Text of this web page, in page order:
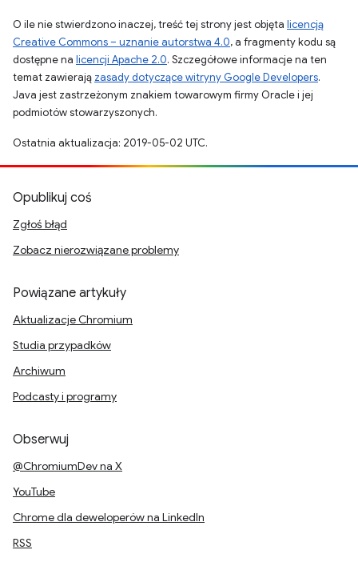
O ile nie stwierdzono inaczej, treść tej strony jest objęta licencją
Creative Commons – uznanie autorstwa 4.0, a fragmenty kodu są
dostępne na licencji Apache 2.0. Szczegółowe informacje na ten
temat zawierają zasady dotyczące witryny Google Developers.
Java jest zastrzeżonym znakiem towarowym firmy Oracle i jej
podmiotów stowarzyszonych.
Ostatnia aktualizacja: 2019-05-02 UTC.
Opublikuj coś
Zgłoś błąd
Zobacz nierozwiązane problemy
Powiązane artykuły
Aktualizacje Chromium
Studia przypadków
Archiwum
Podcasty i programy
Obserwuj
@ChromiumDev na X
YouTube
Chrome dla deweloperów na LinkedIn
RSS